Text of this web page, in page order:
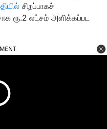
சிறப்பாகச்
ரூ.2 லட்சம் அளிக்கப்பட